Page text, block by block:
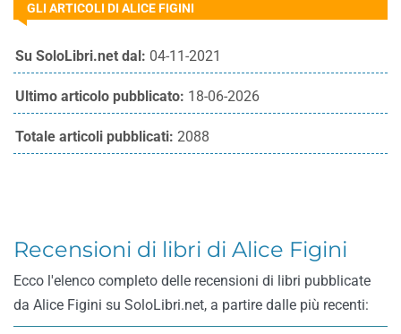
GLI ARTICOLI DI ALICE FIGINI
Su SoloLibri.net dal: 04-11-2021
Ultimo articolo pubblicato: 18-06-2026
Totale articoli pubblicati: 2088
Recensioni di libri di Alice Figini
Ecco l'elenco completo delle recensioni di libri pubblicate
da Alice Figini su SoloLibri.net, a partire dalle più recenti: